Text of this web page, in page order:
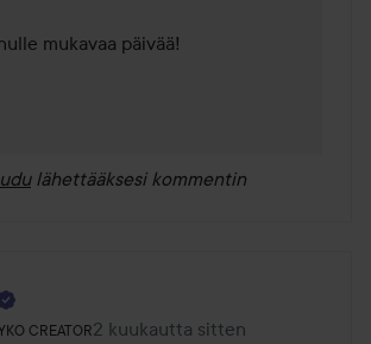
mukavaa päivää!
lähettääksesi kommentin
CREATOR
rooli: Lyko Creator.
2 kuukautta sitten
Viesti luotiin 2 kuukautta sitten